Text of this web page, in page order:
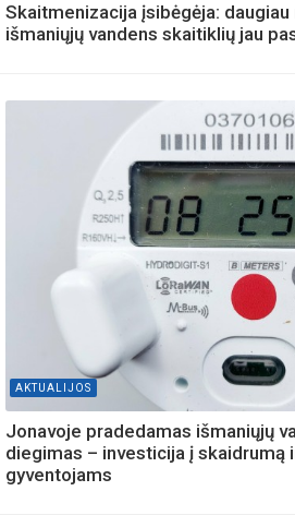
Skaitmenizacija įsibėgėja:
išmaniųjų vandens skaitiklių jau
AKTUALIJOS
Jonavoje pradedamas išmaniųjų
diegimas – investicija į skaidrumą
gyventojams